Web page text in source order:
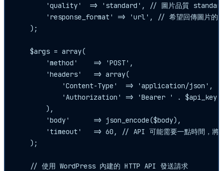
'quality'  => 'standard', // 圖片品質
'response_format' => 'url', // 希望回傳圖片的
    );
    $args = array(
        'method'    => 'POST',
        'headers'   => array(
            'Content-Type'  => 'application/json',
            'Authorization' => 'Bearer ' . $api_key,
        ),
        'body'      => json_encode($body),
'timeout'   => 60, // API 可能需要一點時間，將
    );
    // 使用 WordPress 內建的 HTTP API 發送請求